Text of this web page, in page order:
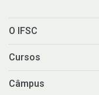
O IFSC
Cursos
Câmpus